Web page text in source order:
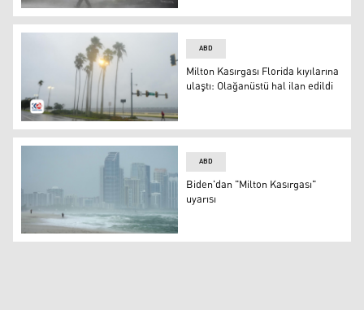
Fitch: Milton Kasırgası 50 milyar dolar sigortalı kayba
Milton Kasırgası Florida kıyılarına ulaştı: Olağanüstü
ABD
Milton Kasırgası Florida kıyılarına
ulaştı: Olağanüstü hal ilan edildi
Biden'dan "Milton Kasırgası" uyarısı
ABD
Biden'dan "Milton Kasırgası"
uyarısı